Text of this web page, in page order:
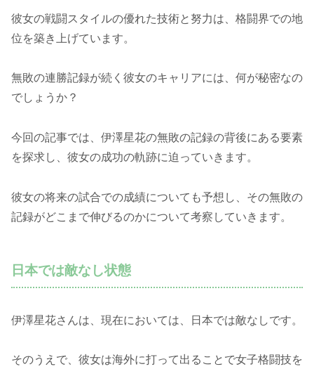
彼女の戦闘スタイルの優れた技術と努力は、格闘界での地
位を築き上げています。
無敗の連勝記録が続く彼女のキャリアには、何が秘密なの
でしょうか？
今回の記事では、伊澤星花の無敗の記録の背後にある要素
を探求し、彼女の成功の軌跡に迫っていきます。
彼女の将来の試合での成績についても予想し、その無敗の
記録がどこまで伸びるのかについて考察していきます。
日本では敵なし状態
伊澤星花さんは、現在においては、日本では敵なしです。
そのうえで、彼女は海外に打って出ることで女子格闘技を